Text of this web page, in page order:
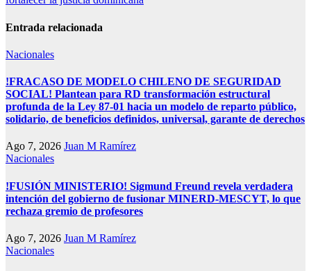
Entrada relacionada
Nacionales
!FRACASO DE MODELO CHILENO DE SEGURIDAD
SOCIAL! Plantean para RD transformación estructural
profunda de la Ley 87-01 hacia un modelo de reparto público,
solidario, de beneficios definidos, universal, garante de derechos
Ago 7, 2026 Juan M Ramírez
Nacionales
!FUSIÓN MINISTERIO! Sigmund Freund revela verdadera
intención del gobierno de fusionar MINERD-MESCYT, lo que
rechaza gremio de profesores
Ago 7, 2026 Juan M Ramírez
Nacionales